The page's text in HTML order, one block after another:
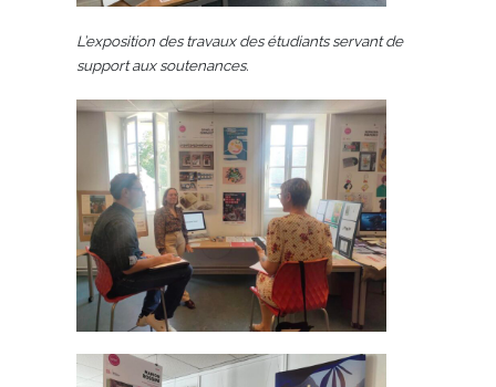
L’exposition des travaux des étudiants servant de
support aux soutenances.